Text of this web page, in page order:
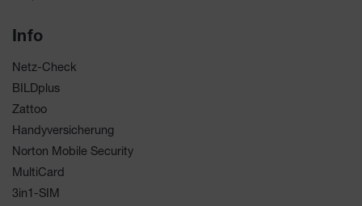
Info
Netz-Check
BILDplus
Zattoo
Handyversicherung
Norton Mobile Security
MultiCard
3in1-SIM